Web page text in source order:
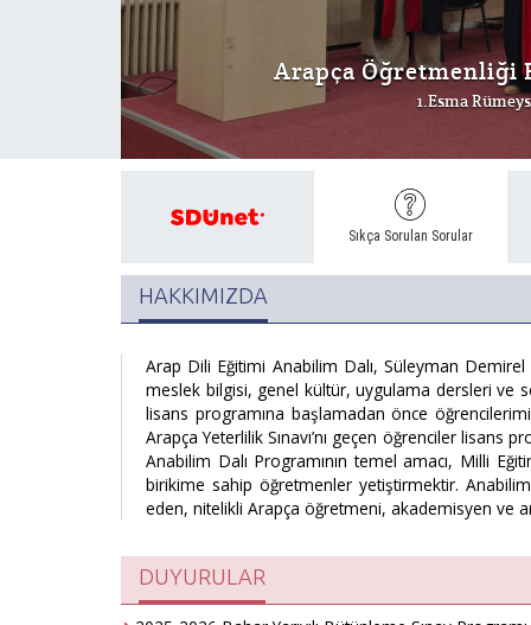
Arapça Öğretmenliği
1.Esma
Sıkça Sorulan Sorular
HAKKIMIZDA
Arap Dili Eğitimi Anabilim Dalı, Süleyman
meslek bilgisi, genel kültür, uygulama dersleri ve
lisans programına başlamadan önce
Arapça Yeterlilik Sınavı’nı geçen öğrenciler
Anabilim Dalı Programının temel amacı, Milli
birikime sahip öğretmenler yetiştirmektir.
eden, nitelikli Arapça öğretmeni, akademisyen ve
DUYURULAR